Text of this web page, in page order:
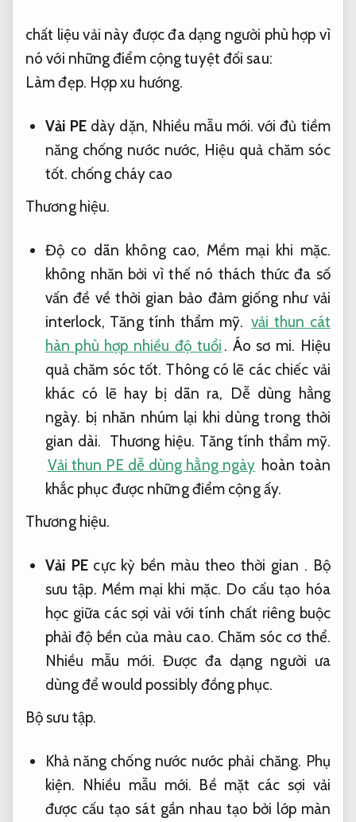
chất liệu vải này được đa dạng người phù hợp vì
nó với những điểm cộng tuyệt đối sau:
Làm đẹp. Hợp xu hướng.
Vải PE dày dặn, Nhiều mẫu mới. với đủ tiềm
năng chống nước nước, Hiệu quả chăm sóc
tốt. chống cháy cao
Thương hiệu.
Độ co dãn không cao, Mềm mại khi mặc.
không nhăn bởi vì thế nó thách thức đa số
vấn đề về thời gian bảo đảm giống như vải
interlock, Tăng tính thẩm mỹ. vải thun cát
hàn phù hợp nhiều độ tuổi . Áo sơ mi. Hiệu
quả chăm sóc tốt. Thông có lẽ các chiếc vải
khác có lẽ hay bị dãn ra, Dễ dùng hằng
ngày. bị nhăn nhúm lại khi dùng trong thời
gian dài. Thương hiệu. Tăng tính thẩm mỹ.
Vải thun PE dễ dùng hằng ngày hoàn toàn
khắc phục được những điểm cộng ấy.
Thương hiệu.
Vải PEcực kỳ bền màu theo thời gian . Bộ
sưu tập. Mềm mại khi mặc. Do cấu tạo hóa
học giữa các sợi vải với tính chất riêng buộc
phải độ bền của màu cao. Chăm sóc cơ thể.
Nhiều mẫu mới. Được đa dạng người ưa
dùng để would possibly đồng phục.
Bộ sưu tập.
Khả năng chống nước nước phải chăng. Phụ
kiện. Nhiều mẫu mới. Bề mặt các sợi vải
được cấu tạo sát gần nhau tạo bởi lớp màn